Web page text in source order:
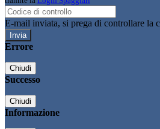
E-mail inviata, si prega di controllare la
Errore
Chiudi
Successo
Chiudi
Informazione